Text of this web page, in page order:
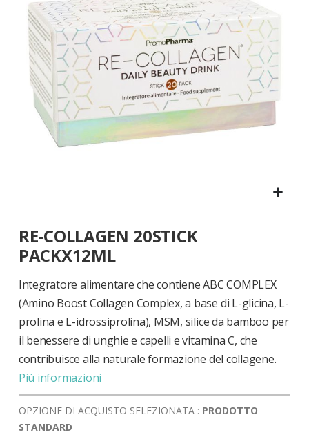
immagini
all'inizio
della
galleria
di
immagini
RE-COLLAGEN 20STICK
PACKX12ML
Integratore alimentare che contiene ABC COMPLEX
(Amino Boost Collagen Complex, a base di L-glicina, L-
prolina e L-idrossiprolina), MSM, silice da bamboo per
il benessere di unghie e capelli e vitamina C, che
contribuisce alla naturale formazione del collagene.
Più informazioni
OPZIONE DI ACQUISTO SELEZIONATA : PRODOTTO
STANDARD